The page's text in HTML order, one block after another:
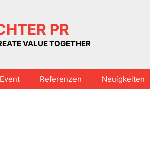
PR
VALUE TOGETHER
Event Referenzen Neuigkeiten